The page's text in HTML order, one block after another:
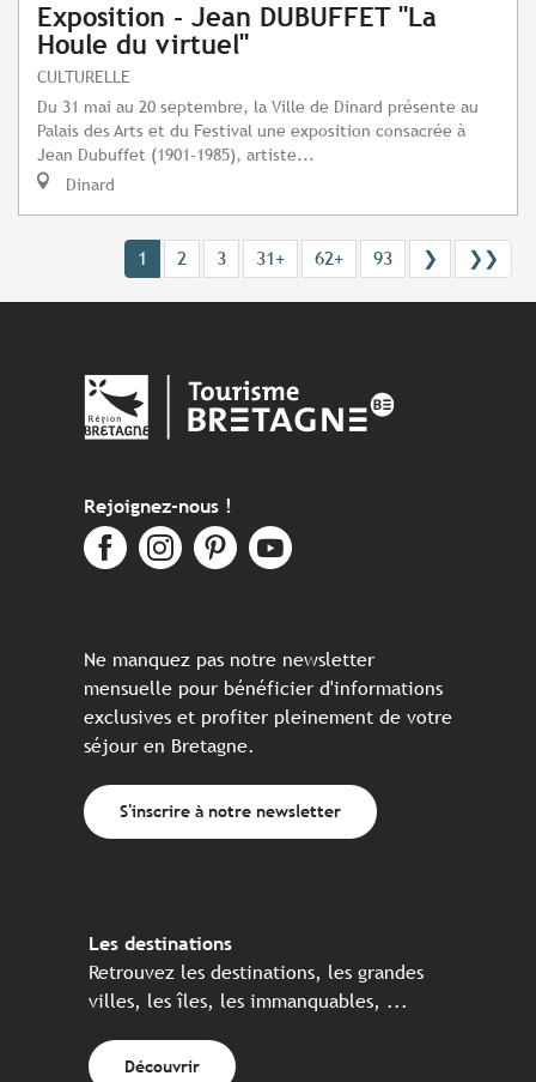
Exposition - Jean DUBUFFET "La
Houle du virtuel"
CULTURELLE
Du 31 mai au 20 septembre, la Ville de Dinard présente au
Palais des Arts et du Festival une exposition consacrée à
Jean Dubuffet (1901-1985), artiste...
Dinard
1 2 3 31+ 62+ 93 ❯ ❯❯
Rejoignez-nous !
Ne manquez pas notre newsletter
mensuelle pour bénéficier d'informations
exclusives et profiter pleinement de votre
séjour en Bretagne.
S'inscrire à notre newsletter
Les destinations
Retrouvez les destinations, les grandes
villes, les îles, les immanquables, ...
Découvrir